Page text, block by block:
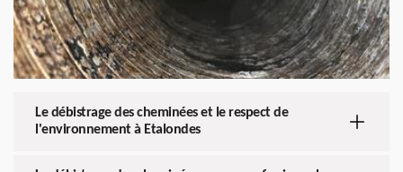
Le débistrage des cheminées et le respect de
l'environnement à Etalondes